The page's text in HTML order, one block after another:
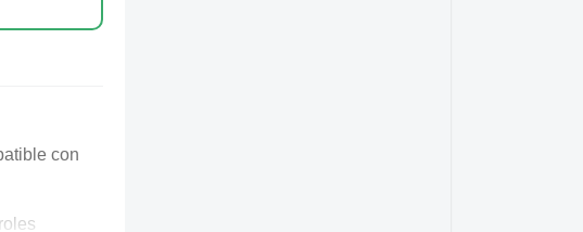
con